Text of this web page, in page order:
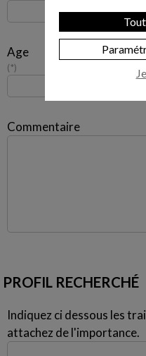
Age
*
Commentaire
PROFIL RECHERCHÉ
Indiquez ci dessous les
attachez de l'importance.